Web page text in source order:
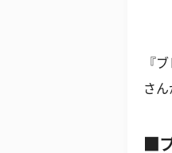
『
さ